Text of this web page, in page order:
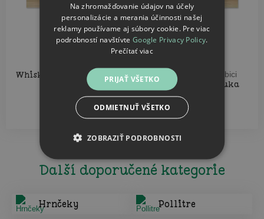
Whisky sada v krabičce
35.96
Whisky sada v krabici
Ocinova pravá ruka
35.96
Další doporučené kategorie
Hrnčeky Pollitre
Na zhromažďovanie údajov na účely
personalizácie a merania účinnosti našej
reklamy používame aj súbory cookie. Pre viac
podrobností navštívte Google Privacy Policy.
Prečítať viac
PRIJAŤ VŠETKO
ODMIETNUŤ VŠETKO
ZOBRAZIŤ PODROBNOSTI